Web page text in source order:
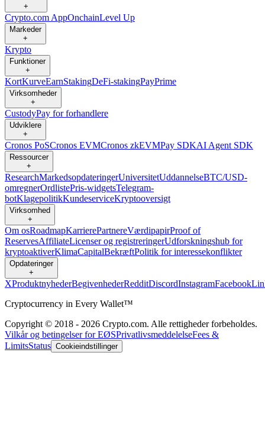
+
Crypto.com AppOnchainLevel Up
Markeder
+
Krypto
Funktioner
+
KortKurveEarnStakingDeFi-stakingPayPrime
Virksomheder
+
CustodyPay for forhandlere
Udviklere
+
Cronos PoSCronos EVMCronos zkEVMPay SDKAI Agent SDK
Ressourcer
+
ResearchMarkedsopdateringerUniversitetUddannelseBTC/USD-
omregnerOrdlistePris-widgetsTelegram-
botKlagepolitikKundeserviceKryptooversigt
Virksomhed
+
Om osRoadmapKarrierePartnereVærdipapirProof of
ReservesAffiliateLicenser og registreringerUdforskningshub for
kryptoaktiverKlimaCapitalBekræftPolitik for interessekonflikter
Opdateringer
+
XProduktnyhederBegivenhederRedditDiscordInstagramFacebook
Cryptocurrency in Every Wallet™
Copyright © 2018 - 2026 Crypto.com. Alle rettigheder forbeholdes.
Vilkår og betingelser for EØSPrivatlivsmeddelelseFees &
LimitsStatus Cookieindstillinger